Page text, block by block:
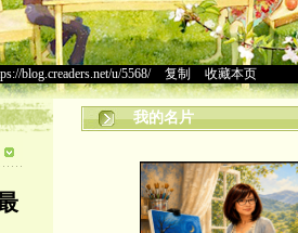
blog.creaders.net/u/5568/> 复制 收藏本页
我的名片